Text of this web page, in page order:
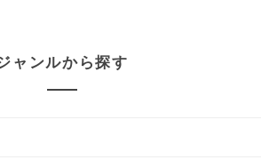
ャンルから探す